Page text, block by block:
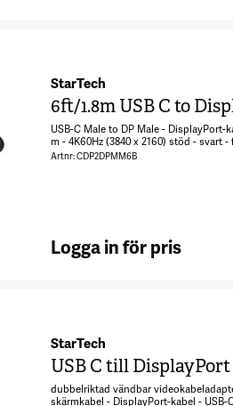
StarTech
USB-C Male to DP Male -
m - 4K60Hz (3840 x 2160) stöd - svart -
TB3DK2DPWUE, TB3DKDPMAW,
Artnr: CDP2DPMM6B
Logga in för pris
StarTech
USB C till DisplayPort
dubbelriktad vändbar
skärmkabel - DisplayPort-kabel -